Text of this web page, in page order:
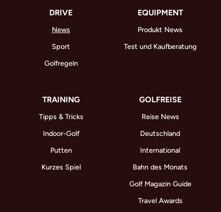
DRIVE
News
Sport
Golfregeln
EQUIPMENT
Produkt News
Test und Kaufberatung
TRAINING
Tipps & Tricks
Indoor-Golf
Putten
Kurzes Spiel
GOLFREISE
Reise News
Deutschland
International
Bahn des Monats
Golf Magazin Guide
Travel Awards